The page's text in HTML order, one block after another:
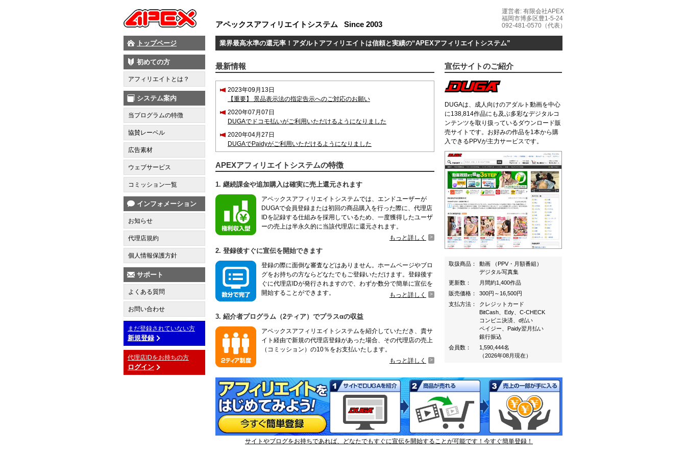
トップページ
初めての方
アフィリエイトとは？
システム案内
当プログラムの特徴
協賛レーベル
広告素材
ウェブサービス
コミッション一覧
インフォメーション
お知らせ
代理店規約
個人情報保護方針
サポート
よくある質問
お問い合わせ
まだ登録されていない方
新規登録
代理店IDをお持ちの方
ログイン
業界最高水準の還元率！アダルトアフィリエイトは信頼と実績の“APEXアフィリエイトシステム”
最新情報
2023年09月13日
【重要】 景品表示法の指定告示へのご対応のお願い
2020年07月07日
DUGAでドコモ払いがご利用いただけるようになりました
2020年04月27日
DUGAでPaidyがご利用いただけるようになりました
DUGAでペイジーがご利用いただけるようになりました
2016年04月18日
ウェブサービス（Web API）β版をリリースしました
2014年06月09日
DUGAでC-CHECKがご利用いただけるようになりました
APEXアフィリエイトシステムの特徴
1. 継続課金や追加購入は確実に売上還元されます
アペックスアフィリエイトシステムでは、エンドユーザーが
DUGAで会員登録または初回の商品購入を行った際に、代理店
IDを記録する仕組みを採用しているため、一度獲得したユーザ
ーの売上は半永久的に当該代理店に還元されます。
もっと詳しく
2. 登録後すぐに宣伝を開始できます
登録の際に面倒な審査などはありません。ホームページやブロ
グをお持ちの方ならどなたでもご登録いただけます。登録後す
ぐに代理店IDが発行されますので、わずか数分で簡単に宣伝を
開始することができます。
もっと詳しく
3. 紹介者プログラム（2ティア）でプラスαの収益
アペックスアフィリエイトシステムを紹介していただき、貴サ
イト経由で新規の代理店登録があった場合、その代理店の売上
（コミッション）の10％をお支払いたします。
もっと詳しく
宣伝サイトのご紹介
DUGAは、成人向けのアダルト動画を中心
に138,814作品にも及ぶ多彩なデジタルコ
ンテンツを取り扱っているダウンロード販
売サイトです。お好みの作品を1本から購
入できるPPVが主力サービスです。
取扱商品：
動画 （PPV・月額番組）
デジタル写真集
更新数：
月間約1,400作品
販売価格：
300円～16,500円
支払方法：
クレジットカード
BitCash、Edy、C-CHECK
コンビニ決済、d払い
ペイジー、Paidy翌月払い
銀行振込
会員数：
1,590,444名
（2026年08月現在）
サイトやブログをお持ちであれば、どなたでもすぐに宣伝を開始することが可能です！今すぐ簡単登録！